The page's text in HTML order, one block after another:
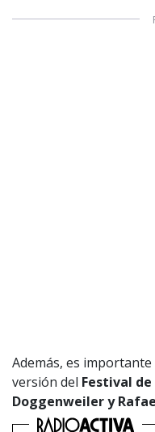
Además, es
versión del Festival de
Doggenweiler y